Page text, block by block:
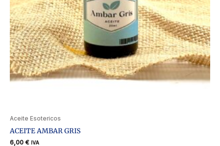
Aceite Esotericos
ACEITE AMBAR GRIS
6,00 € IVA